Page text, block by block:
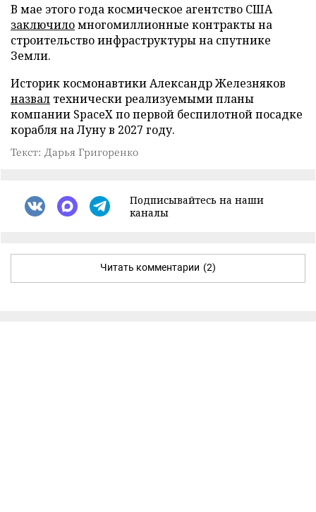
В мае этого года космическое агентство США
заключиломногомиллионные контракты на
строительство инфраструктуры на спутнике
Земли.
Историк космонавтики Александр Железняков
назвал технически реализуемыми планы
компании SpaceX по первой беспилотной посадке
корабля на Луну в 2027 году.
Текст: Дарья Григоренко
Подписывайтесь на наши
каналы
Читать комментарии (2)